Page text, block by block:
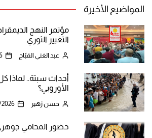
المواضيع الأخيرة
مؤتمر النهج
التغيير الثوري
عبد الغني القبّاج
أحداث سبتة.. لماذا
الأوروبي؟
حسن زهير
حضور المحامي